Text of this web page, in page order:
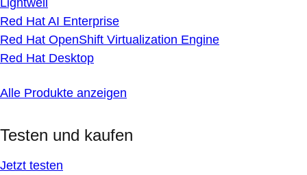
Lightwell
Red Hat AI Enterprise
Red Hat OpenShift Virtualization Engine
Red Hat Desktop
Alle Produkte anzeigen
Testen und kaufen
Jetzt testen